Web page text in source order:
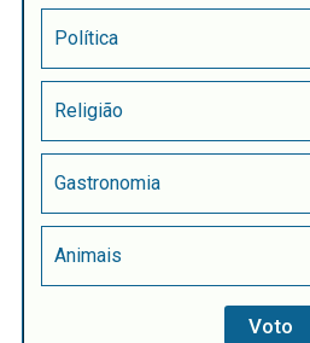
Política
Religião
Gastronomia
Animais